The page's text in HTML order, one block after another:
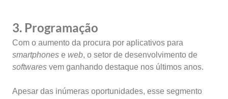
3. Programação
Com o aumento da procura por aplicativos para
smartphones e web, o setor de desenvolvimento de
softwares vem ganhando destaque nos últimos anos.
Apesar das inúmeras oportunidades, esse segmento